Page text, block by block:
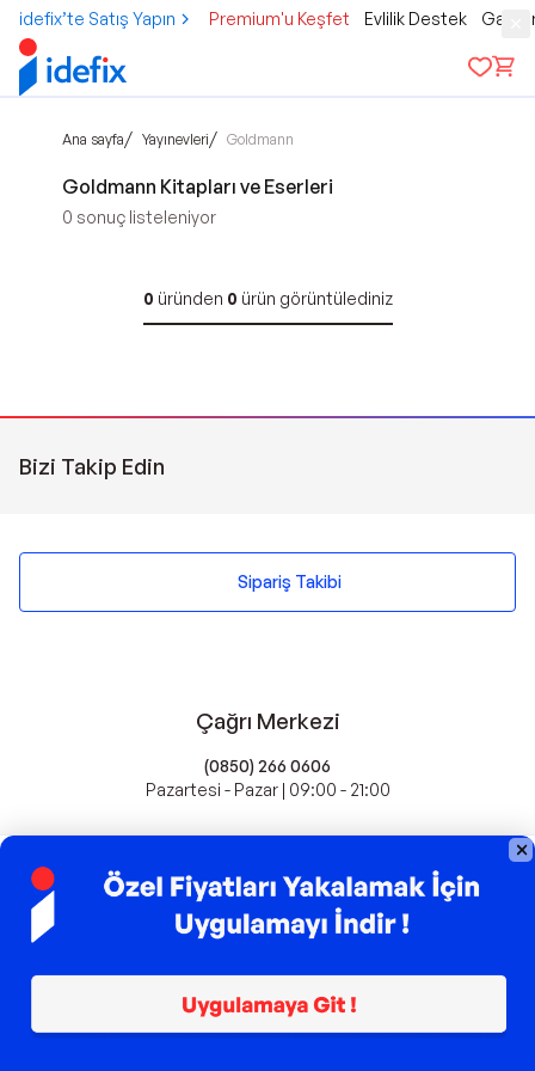
idefix’te Satış Yapın Premium'u Keşfet Evlilik Destek
Ana sayfa/ Yayınevleri/ Goldmann
Goldmann Kitapları ve Eserleri
0 sonuç listeleniyor
0 üründen 0 ürün görüntülediniz
Bizi Takip Edin
Popüler Markalar
Farmasi
Xiaomi
Lavazza
Fashcolle
Pro Plan
Sipariş Takibi
Çağrı Merkezi
(0850) 266 0606
Pazartesi - Pazar | 09:00 - 21:00